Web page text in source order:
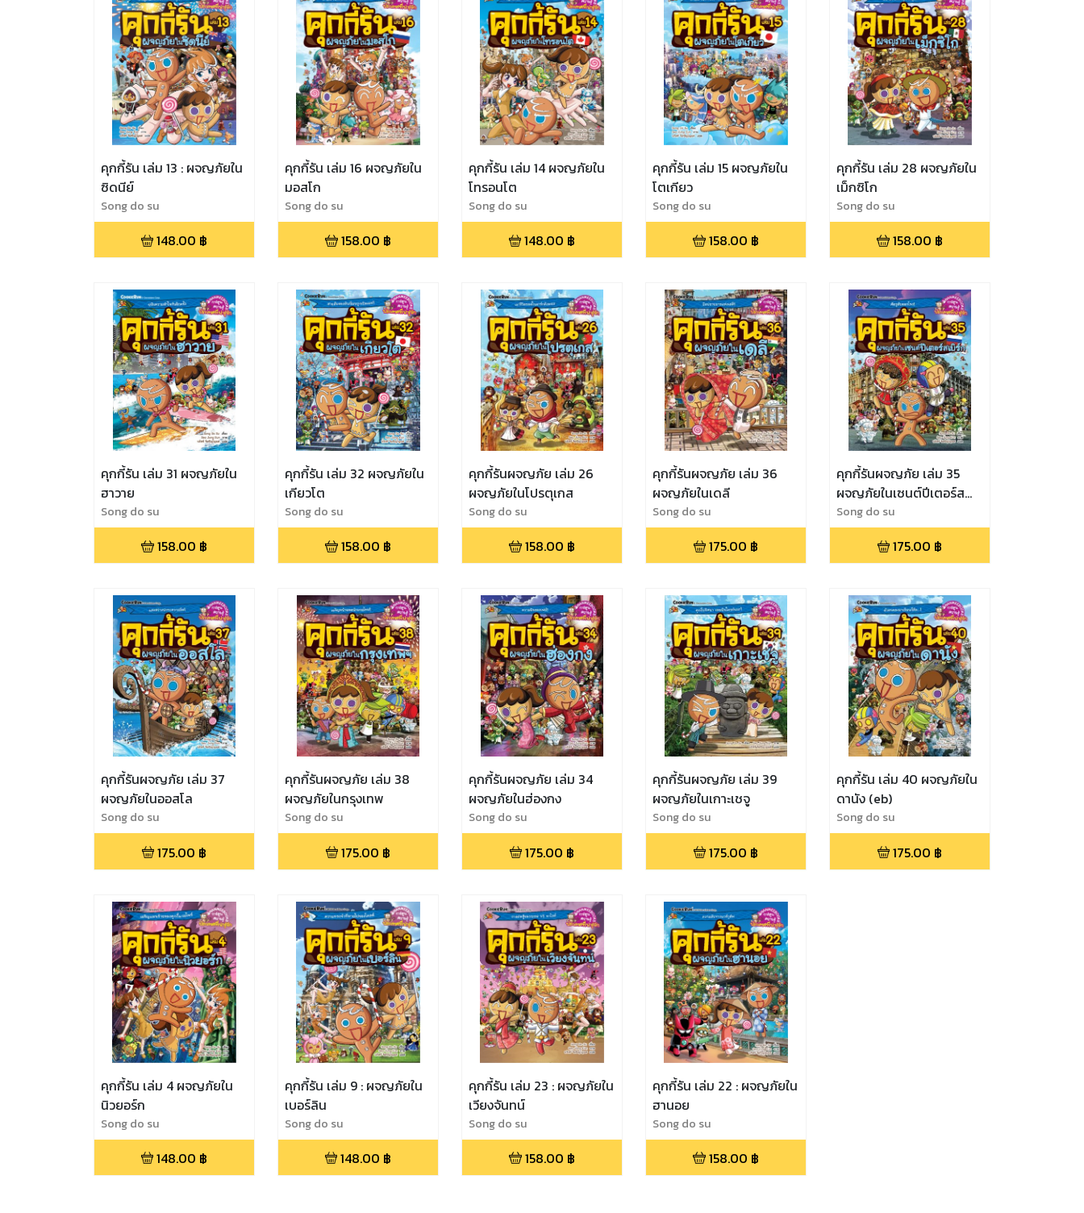
คุกกี้รัน เล่ม 13 : ผจญภัยใน
ซิดนีย์
Song do su
148.00 ฿
คุกกี้รัน เล่ม 16 ผจญภัยใน
มอสโก
Song do su
158.00 ฿
คุกกี้รัน เล่ม 14 ผจญภัยใน
โทรอนโต
Song do su
148.00 ฿
คุกกี้รัน เล่ม 15 ผจญภัยใน
โตเกียว
Song do su
158.00 ฿
คุกกี้รัน เล่ม 28 ผจญภัยใน
เม็กซิโก
Song do su
158.00 ฿
คุกกี้รัน เล่ม 31 ผจญภัยใน
ฮาวาย
Song do su
158.00 ฿
คุกกี้รัน เล่ม 32 ผจญภัยใน
เกียวโต
Song do su
158.00 ฿
คุกกี้รันผจญภัย เล่ม 26
ผจญภัยในโปรตุเกส
Song do su
158.00 ฿
คุกกี้รันผจญภัย เล่ม 36
ผจญภัยในเดลี
Song do su
175.00 ฿
คุกกี้รันผจญภัย เล่ม 35
ผจญภัยในเซนต์ปีเตอร์ส
เบิร์ก
Song do su
175.00 ฿
คุกกี้รันผจญภัย เล่ม 37
ผจญภัยในออสโล
Song do su
175.00 ฿
คุกกี้รันผจญภัย เล่ม 38
ผจญภัยในกรุงเทพ
Song do su
175.00 ฿
คุกกี้รันผจญภัย เล่ม 34
ผจญภัยในฮ่องกง
Song do su
175.00 ฿
คุกกี้รันผจญภัย เล่ม 39
ผจญภัยในเกาะเชจู
Song do su
175.00 ฿
คุกกี้รัน เล่ม 40 ผจญภัยใน
ดานัง (eb)
Song do su
175.00 ฿
คุกกี้รัน เล่ม 4 ผจญภัยใน
นิวยอร์ก
Song do su
148.00 ฿
คุกกี้รัน เล่ม 9 : ผจญภัยใน
เบอร์ลิน
Song do su
148.00 ฿
คุกกี้รัน เล่ม 23 : ผจญภัยใน
เวียงจันทน์
Song do su
158.00 ฿
คุกกี้รัน เล่ม 22 : ผจญภัยใน
ฮานอย
Song do su
158.00 ฿